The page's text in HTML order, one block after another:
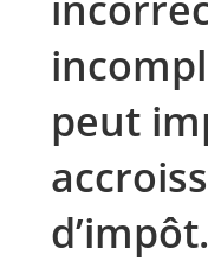
peut
d’impôt.